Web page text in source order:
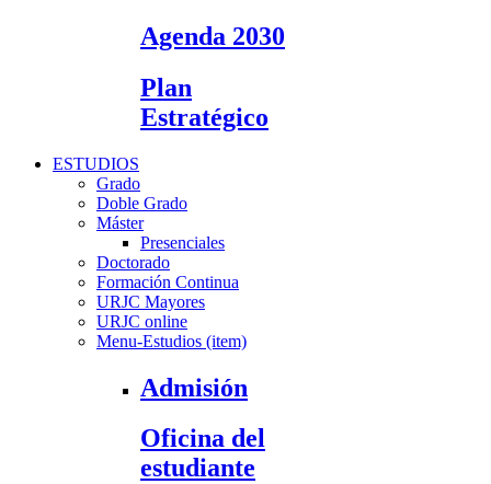
Agenda 2030
Plan
Estratégico
ESTUDIOS
Grado
Doble Grado
Máster
Presenciales
Doctorado
Formación Continua
URJC Mayores
URJC online
Menu-Estudios (item)
Admisión
Oficina del
estudiante